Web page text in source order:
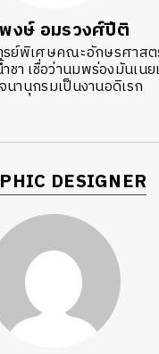
งษ์ อมรวงศ์ปีติ
รย์พิเศษคณะอักษรศาส
า เชื่อว่านมพร่องมันเนย
านุกรมเป็นงานอดิเรก
DESIGNER